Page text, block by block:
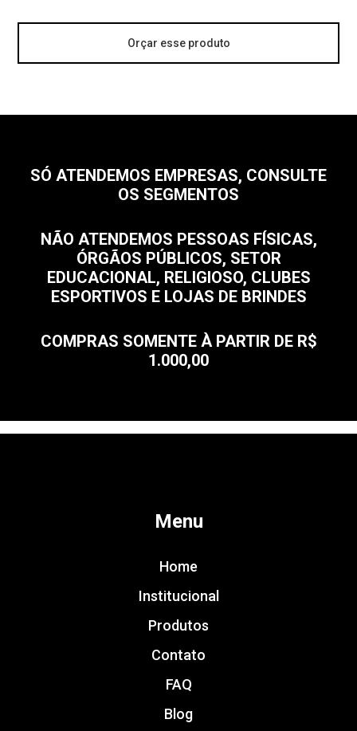
Orçar esse produto
SÓ ATENDEMOS EMPRESAS, CONSULTE
OS SEGMENTOS
NÃO ATENDEMOS PESSOAS FÍSICAS,
ÓRGÃOS PÚBLICOS, SETOR
EDUCACIONAL, RELIGIOSO, CLUBES
ESPORTIVOS E LOJAS DE BRINDES
COMPRAS SOMENTE À PARTIR DE R$
1.000,00
Menu
Home
Institucional
Produtos
Contato
FAQ
Blog